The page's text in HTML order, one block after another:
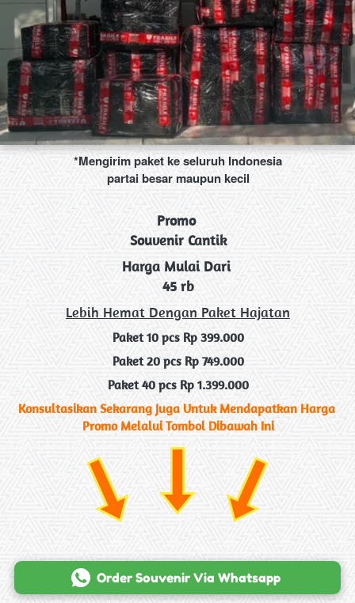
*Mengirim paket ke seluruh Indonesia
partai besar maupun kecil
Promo
Souvenir Cantik
Harga Mulai Dari
45 rb
Lebih Hemat Dengan Paket Hajatan
Paket 10 pcs Rp 399.000
Paket 20 pcs Rp 749.000
Paket 40 pcs Rp 1.399.000
Konsultasikan Sekarang Juga Untuk Mendapatkan Harga
Promo Melalui Tombol Dibawah Ini
` Order Souvenir Via Whatsapp